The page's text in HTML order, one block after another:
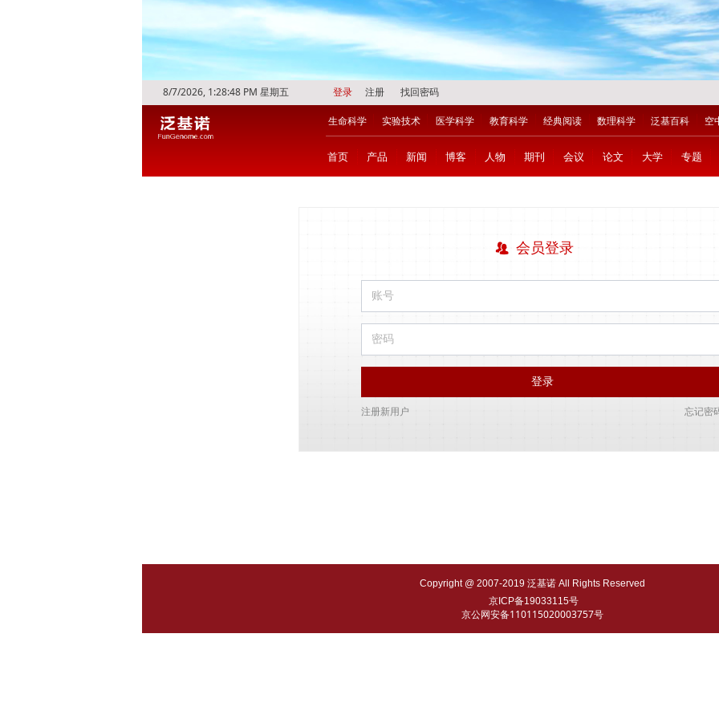
找回密码
登录 注册
8/7/2026, 1:28:48 PM 星期五
生命科学 实验技术 医学科学 教育科学 经典阅读 数理科学 泛基百科 空
首页 产品 新闻 博客 人物 期刊 会议 论文 大学 专题
登录
忘记密
注册新用户
뀡 会员登录
Copyright @ 2007-2019 泛基诺 All Rights Reserved
京ICP备19033115号
京公网安备110115020003757号